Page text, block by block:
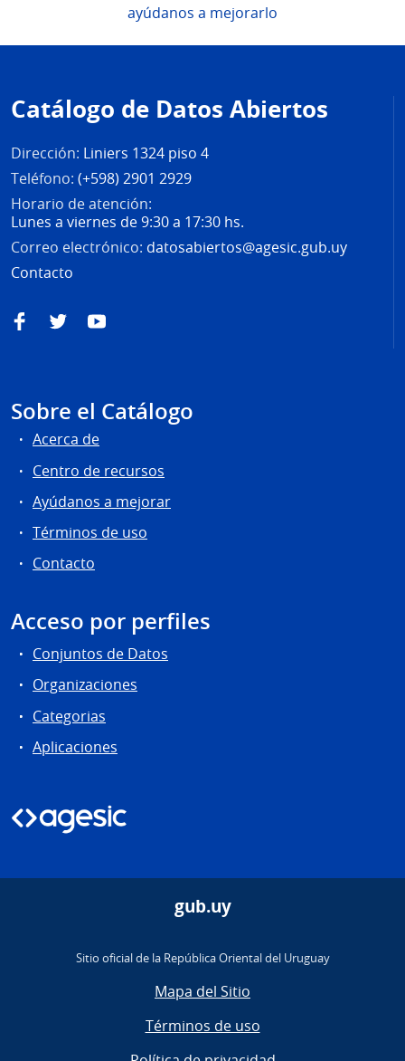
ayúdanos a mejorarlo
de
página
Catálogo de Datos Abiertos
Dirección: Liniers 1324 piso 4
Teléfono: (+598) 2901 2929
Horario de atención:
Lunes a viernes de 9:30 a 17:30 hs.
Correo electrónico: datosabiertos@agesic.gub.uy
Contacto
FacebookTwitterYouTube
Sobre el Catálogo
Acerca de
Centro de recursos
Ayúdanos a mejorar
Términos de uso
Contacto
Acceso por perfiles
Conjuntos de Datos
Organizaciones
Categorias
Aplicaciones
gub.uy
Sitio oficial de la República Oriental del Uruguay
Mapa del Sitio
Términos de uso